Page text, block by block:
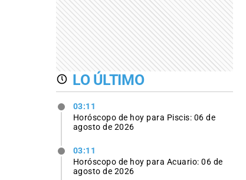
LO ÚLTIMO
03:11
Horóscopo de hoy para Piscis: 06 de
agosto de 2026
03:11
Horóscopo de hoy para Acuario: 06 de
agosto de 2026